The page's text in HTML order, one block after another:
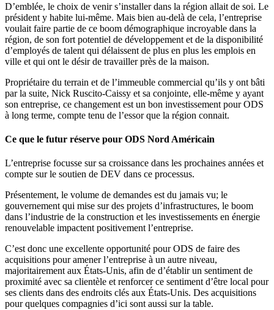
D’emblée, le choix de venir s’installer dans la région allait de soi. Le
président y habite lui-même. Mais bien au-delà de cela, l’entreprise
voulait faire partie de ce boom démographique incroyable dans la
région, de son fort potentiel de développement et de la disponibilité
d’employés de talent qui délaissent de plus en plus les emplois en
ville et qui ont le désir de travailler près de la maison.
Propriétaire du terrain et de l’immeuble commercial qu’ils y ont bâti
par la suite, Nick Ruscito-Caissy et sa conjointe, elle-même y ayant
son entreprise, ce changement est un bon investissement pour ODS
à long terme, compte tenu de l’essor que la région connait.
Ce que le futur réserve pour ODS Nord Américain
L’entreprise focusse sur sa croissance dans les prochaines années et
compte sur le soutien de DEV dans ce processus.
Présentement, le volume de demandes est du jamais vu; le
gouvernement qui mise sur des projets d’infrastructures, le boom
dans l’industrie de la construction et les investissements en énergie
renouvelable impactent positivement l’entreprise.
C’est donc une excellente opportunité pour ODS de faire des
acquisitions pour amener l’entreprise à un autre niveau,
majoritairement aux États-Unis, afin de d’établir un sentiment de
proximité avec sa clientèle et renforcer ce sentiment d’être local pour
ses clients dans des endroits clés aux États-Unis. Des acquisitions
pour quelques compagnies d’ici sont aussi sur la table.